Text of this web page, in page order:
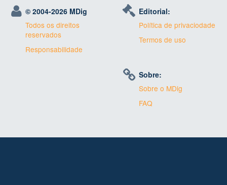
© 2004-2026 MDig
Todos os direitos
reservados
Responsabilidade
Editorial:
Política de privaciodade
Termos de uso
Sobre:
Sobre o MDig
FAQ